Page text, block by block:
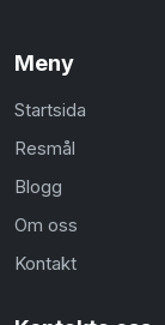
Meny
Startsida
Resmål
Blogg
Om oss
Kontakt